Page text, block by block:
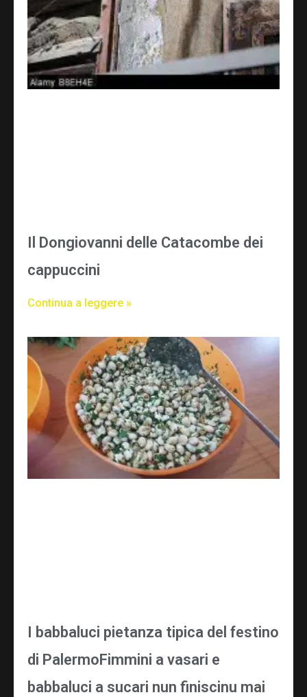
Il Dongiovanni delle Catacombe dei
cappuccini
Continua a leggere »
I babbaluci pietanza tipica del festino
di PalermoFimmini a vasari e
babbaluci a sucari nun finiscinu mai